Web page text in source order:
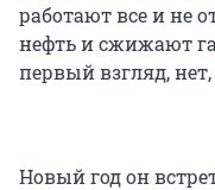
работают все и не
нефть и сжижают
первый взгляд,
Новый год он